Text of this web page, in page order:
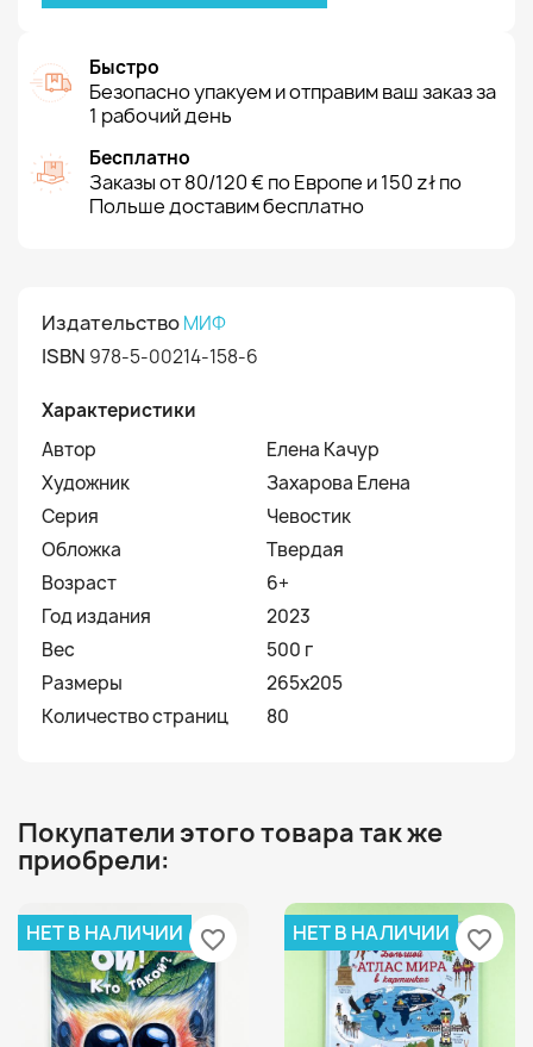
Быстро
Безопасно упакуем и отправим ваш заказ за
1 рабочий день
Бесплатно
Заказы от 80/120 € по Европе и 150 zł по
Польше доставим бесплатно
ИздательствоМИФ
ISBN 978-5-00214-158-6
Характеристики
Автор
Елена Качур
Художник
Захарова Елена
Серия
Чевостик
Обложка
Твердая
Возраст
6+
Год издания
2023
Вес
500 г
Размеры
265x205
Количество страниц
80
Покупатели этого товара так же
приобрели:
НЕТ В НАЛИЧИИ favorite_border НЕТ В НАЛИЧИИ favorite_border